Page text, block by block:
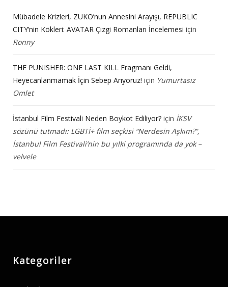
Mübadele Krizleri, ZUKO’nun Annesini Arayışı, REPUBLIC
CITY’nin Kökleri: AVATAR Çizgi Romanları İncelemesi için
Ronny
THE PUNISHER: ONE LAST KILL Fragmanı Geldi,
Heyecanlanmamak İçin Sebep Arıyoruz! için Yumurtasız
Omlet
İstanbul Film Festivali Neden Boykot Ediliyor? için İKSV
sözünü tutmadı: LGBTİ+ film seçkisi “Nerdesin Aşkım?”,
İstanbul Film Festivali’nin bu yılki programında da yok –
velvele
Kategoriler